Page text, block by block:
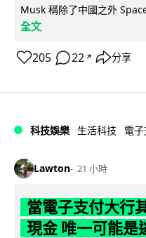
Musk 稱除了中國之外
全文
205 22 ↗ 分享
科技娛樂 生活科技 電
Lawton 21 小時
當電子支付大行
現金 唯一可能是